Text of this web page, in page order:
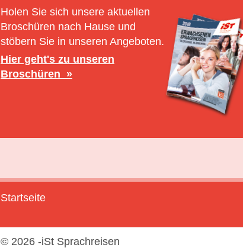
Holen Sie sich unsere aktuellen
Broschüren nach Hause und
stöbern Sie in unseren Angeboten.
Hier geht's zu unseren
Broschüren
Startseite
© 2026 -iSt Sprachreisen